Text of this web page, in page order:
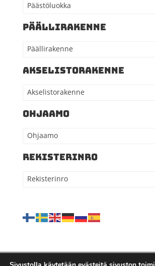
Päästöluokka
PÄÄLLIRAKENNE
Päällirakenne
AKSELISTORAKENNE
Akselistorakenne
OHJAAMO
Ohjaamo
REKISTERINRO
Rekisterinro